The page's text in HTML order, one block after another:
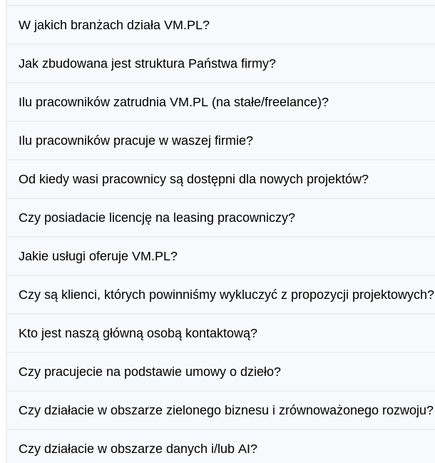
W jakich branżach działa VM.PL?
Jak zbudowana jest struktura Państwa firmy?
Ilu pracowników zatrudnia VM.PL (na stałe/freelance)?
Ilu pracowników pracuje w waszej firmie?
Od kiedy wasi pracownicy są dostępni dla nowych projektów?
Czy posiadacie licencję na leasing pracowniczy?
Jakie usługi oferuje VM.PL?
Czy są klienci, których powinniśmy wykluczyć z propozycji projektowych?
Kto jest naszą główną osobą kontaktową?
Czy pracujecie na podstawie umowy o dzieło?
Czy działacie w obszarze zielonego biznesu i zrównoważonego rozwoju?
Czy działacie w obszarze danych i/lub AI?